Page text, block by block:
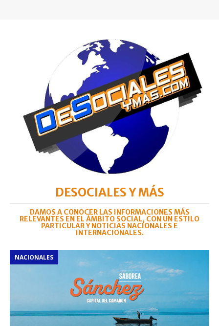
DESOCIALES Y MÁS
DAMOS A CONOCER LAS INFORMACIONES MÁS
RELEVANTES EN EL ÁMBITO SOCIAL, CON UN ESTILO
PARTICULAR Y NOTICIAS NACIONALES E
INTERNACIONALES.
NACIONALES